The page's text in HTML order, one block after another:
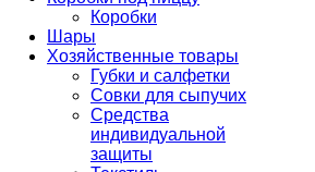
Коробки
Шары
Хозяйственные товары
Губки и салфетки
Совки для сыпучих
Средства
индивидуальной
защиты